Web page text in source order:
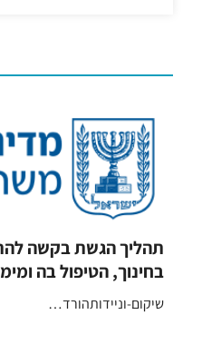
תהליך הגשת בקשה
בחינוך, הטיפול בה
שיקום-וניידותהורד…